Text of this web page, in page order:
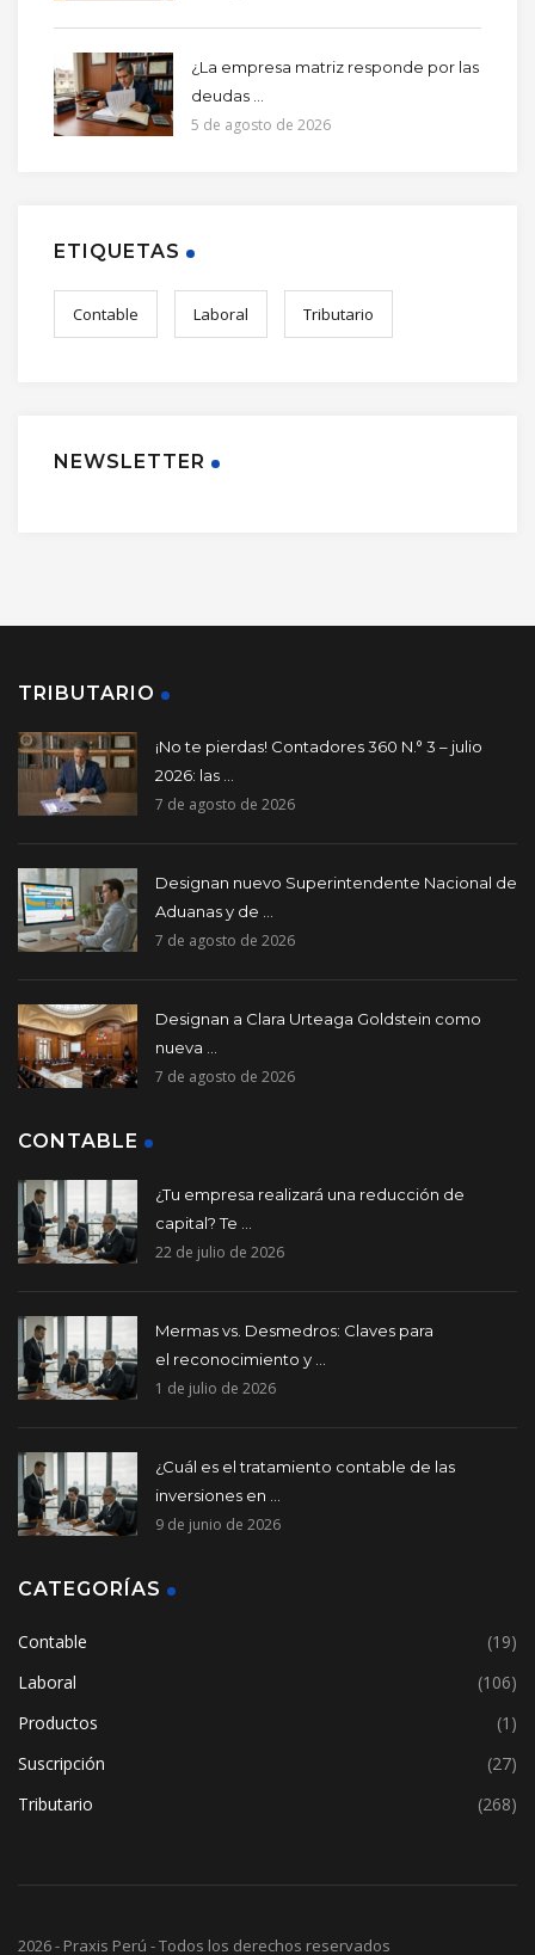
¿La empresa matriz responde por las
deudas ...
5 de agosto de 2026
ETIQUETAS
Contable Laboral Tributario
NEWSLETTER
TRIBUTARIO
¡No te pierdas! Contadores 360 N.° 3 – julio
2026: las ...
7 de agosto de 2026
Designan nuevo Superintendente Nacional de
Aduanas y de ...
7 de agosto de 2026
Designan a Clara Urteaga Goldstein como
nueva ...
7 de agosto de 2026
CONTABLE
¿Tu empresa realizará una reducción de
capital? Te ...
22 de julio de 2026
Mermas vs. Desmedros: Claves para
el reconocimiento y ...
1 de julio de 2026
¿Cuál es el tratamiento contable de las
inversiones en ...
9 de junio de 2026
CATEGORÍAS
Contable
(19)
Laboral
(106)
Productos
(1)
Suscripción
(27)
Tributario
(268)
2026 - Praxis Perú - Todos los derechos reservados